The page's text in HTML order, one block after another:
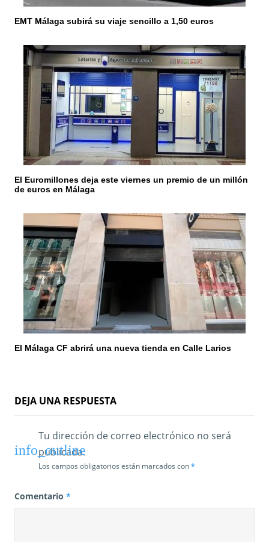
r
a
d
a
EMT Málaga subirá su viaje sencillo a 1,50 euros
El Euromillones deja este viernes un premio de un millón
de euros en Málaga
El Málaga CF abrirá una nueva tienda en Calle Larios
DEJA UNA RESPUESTA
Tu dirección de correo electrónico no será
publicada.
Los campos obligatorios están marcados con*
Comentario *